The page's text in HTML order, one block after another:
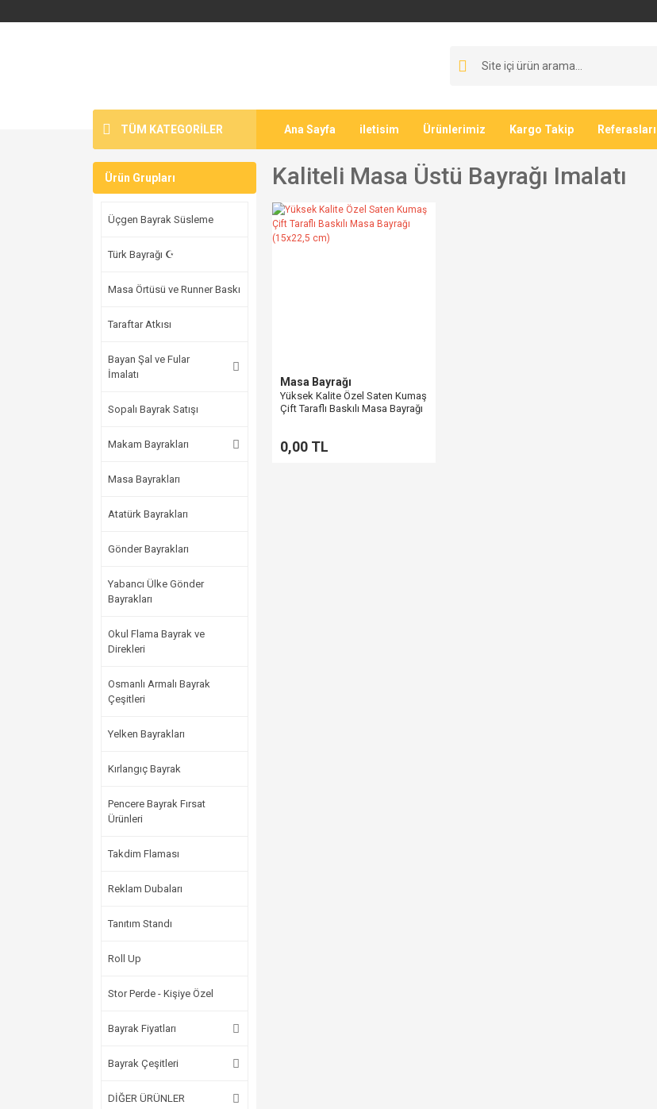
TÜM KATEGORİLER Ana Sayfa iletisim Ürünlerimiz Kargo Takip
Ürün Grupları
Üçgen Bayrak Süsleme
Türk Bayrağı ☪
Masa Örtüsü ve Runner Baskı
Taraftar Atkısı
Bayan Şal ve Fular
İmalatı
Sopalı Bayrak Satışı
Makam Bayrakları
Masa Bayrakları
Atatürk Bayrakları
Gönder Bayrakları
Yabancı Ülke Gönder
Bayrakları
Okul Flama Bayrak ve
Direkleri
Osmanlı Armalı Bayrak
Çeşitleri
Yelken Bayrakları
Kırlangıç Bayrak
Pencere Bayrak Fırsat
Ürünleri
Takdim Flaması
Reklam Dubaları
Tanıtım Standı
Roll Up
Stor Perde - Kişiye Özel
Bayrak Fiyatları
Bayrak Çeşitleri
DİĞER ÜRÜNLER
Kaliteli Masa Üstü Bayrağı Imalatı
Masa Bayrağı
Yüksek Kalite Özel Saten Kumaş
Çift Taraflı Baskılı Masa Bayrağı
0,00 TL